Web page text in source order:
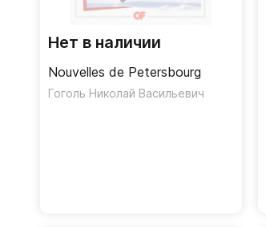
Нет в наличии
Nouvelles de Petersbourg
Гоголь Николай Васильевич